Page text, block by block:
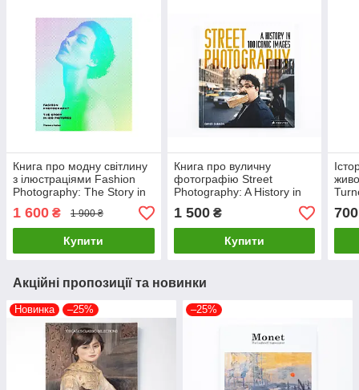
Книга про модну світлину
з ілюстраціями Fashion
Photography: The Story in
180 Pictures. Eugénie
Shinkle
1 600 ₴ 1 900 ₴
Купити
Книга про вуличну
фотографію Street
Photography: A History in
100 Iconic Images: David
Gibson (М'яка обкладинка)
1 500₴
Купити
700
Акційні пропозиції та новинки
Новинка –25% –25%